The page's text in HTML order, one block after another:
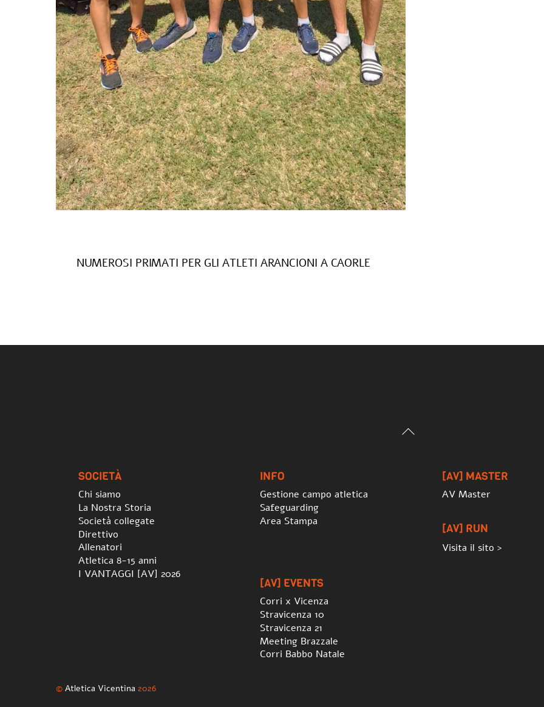
NUMEROSI PRIMATI PER GLI ATLETI ARANCIONI A CAORLE
Back
SOCIETÀ
Chi siamo
La Nostra Storia
Società collegate
Direttivo
Allenatori
Atletica 8-15 anni
I VANTAGGI [AV] 2026
INFO
Gestione campo atletica
Safeguarding
Area Stampa
[AV] MASTER
AV Master
[AV] RUN
Visita il sito >
[AV] EVENTS
Corri x Vicenza
Stravicenza 10
Stravicenza 21
Meeting Brazzale
Corri Babbo Natale
© Atletica Vicentina 2026